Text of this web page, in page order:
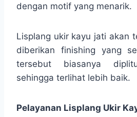
dengan motif yang menarik.
Lisplang ukir kayu jati akan
diberikan finishing yang
tersebut biasanya
sehingga terlihat lebih baik.
Pelayanan Lisplang Ukir